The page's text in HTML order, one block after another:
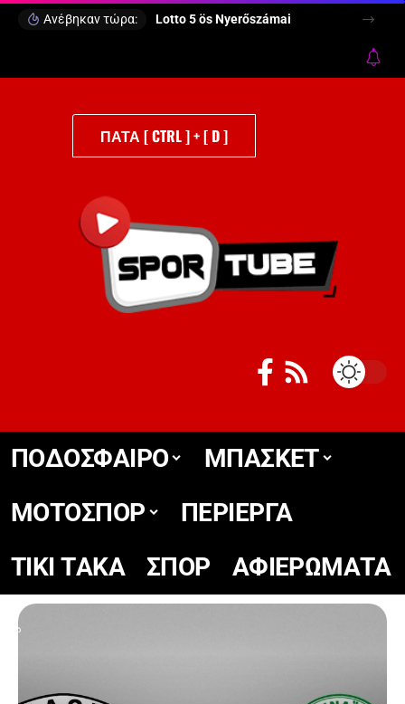
Ανέβηκαν τώρα: Lotto 5 ös Nyerőszámai
ΠΑΤΑ [ CTRL ] + [ D ]
ΠΟΔΟΣΦΑΙΡΟ
ΜΠΑΣΚΕΤ
ΜΟΤΟΣΠΟΡ
ΠΕΡΙΕΡΓΑ
TIKΙ TΑΚΑ
ΣΠΟΡ ΑΦΙΕΡΩΜΑΤΑ